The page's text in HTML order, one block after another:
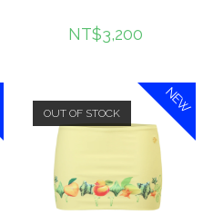
NT$3,200
NEW
OUT OF STOCK